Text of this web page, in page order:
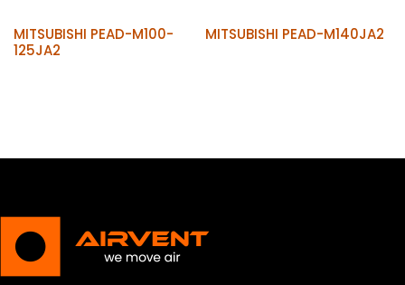
MITSUBISHI PEAD-M100-
125JA2
MITSUBISHI PEAD-M140JA2